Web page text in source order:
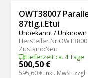
OWT38007
87tlg.i.Etui
Unbekannt / Unknown
Hersteller Nr.
Zustand:Neu
Lieferzeit ca. 4 Tage
500,50 €
595,60 € inkl. MwSt.